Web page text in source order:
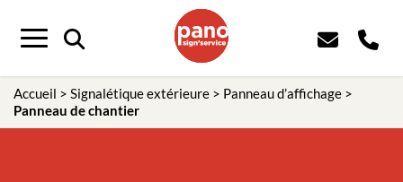
Menu
Accueil > Signalétique extérieure > Panneau d’affichage >
Panneau de chantier
Panneau de gestion des cookies